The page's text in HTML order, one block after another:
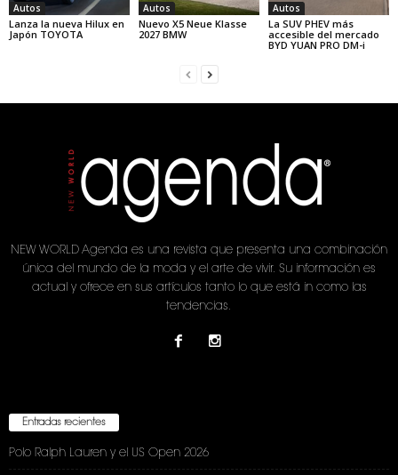
Autos
Lanza la nueva Hilux en
Japón TOYOTA
Autos
Nuevo X5 Neue Klasse
2027 BMW
Autos
La SUV PHEV más
accesible del mercado
BYD YUAN PRO DM-i
NEW WORLD Agenda es una revista que presenta una combinación
única del mundo de la moda y el arte de vivir. Su información es
actual y ofrece en sus artículos tanto lo que está in como las
tendencias.
Entradas recientes
Polo Ralph Lauren y el US Open 2026